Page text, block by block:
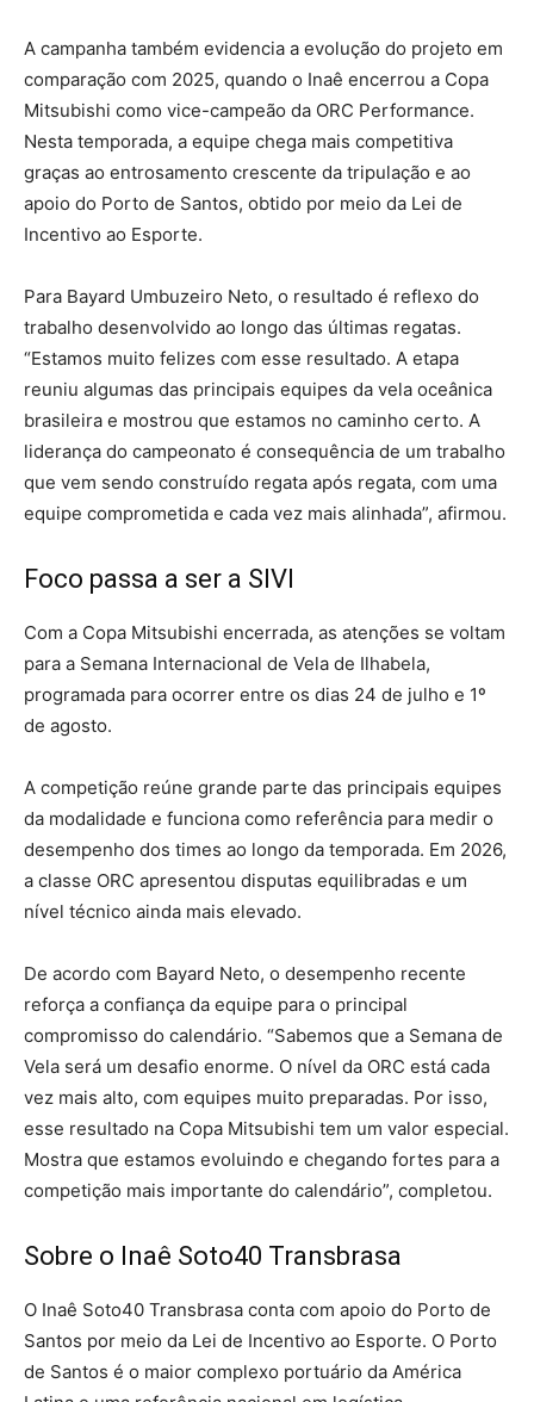
A campanha também evidencia a evolução do projeto em
comparação com 2025, quando o Inaê encerrou a Copa
Mitsubishi como vice-campeão da ORC Performance.
Nesta temporada, a equipe chega mais competitiva
graças ao entrosamento crescente da tripulação e ao
apoio do Porto de Santos, obtido por meio da Lei de
Incentivo ao Esporte.
Para Bayard Umbuzeiro Neto, o resultado é reflexo do
trabalho desenvolvido ao longo das últimas regatas.
“Estamos muito felizes com esse resultado. A etapa
reuniu algumas das principais equipes da vela oceânica
brasileira e mostrou que estamos no caminho certo. A
liderança do campeonato é consequência de um trabalho
que vem sendo construído regata após regata, com uma
equipe comprometida e cada vez mais alinhada”, afirmou.
Foco passa a ser a SIVI
Com a Copa Mitsubishi encerrada, as atenções se voltam
para a Semana Internacional de Vela de Ilhabela,
programada para ocorrer entre os dias 24 de julho e 1º
de agosto.
A competição reúne grande parte das principais equipes
da modalidade e funciona como referência para medir o
desempenho dos times ao longo da temporada. Em 2026,
a classe ORC apresentou disputas equilibradas e um
nível técnico ainda mais elevado.
De acordo com Bayard Neto, o desempenho recente
reforça a confiança da equipe para o principal
compromisso do calendário. “Sabemos que a Semana de
Vela será um desafio enorme. O nível da ORC está cada
vez mais alto, com equipes muito preparadas. Por isso,
esse resultado na Copa Mitsubishi tem um valor especial.
Mostra que estamos evoluindo e chegando fortes para a
competição mais importante do calendário”, completou.
Sobre o Inaê Soto40 Transbrasa
O Inaê Soto40 Transbrasa conta com apoio do Porto de
Santos por meio da Lei de Incentivo ao Esporte. O Porto
de Santos é o maior complexo portuário da América